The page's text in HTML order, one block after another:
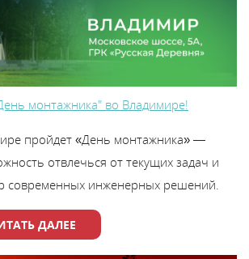
монтажника" во Владимире!
пройдет «День монтажника» —
отвлечься от текущих задач и
современных инженерных решений.
ДАЛЕЕ